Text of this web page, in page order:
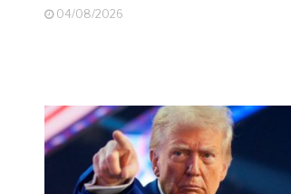
04/08/2026